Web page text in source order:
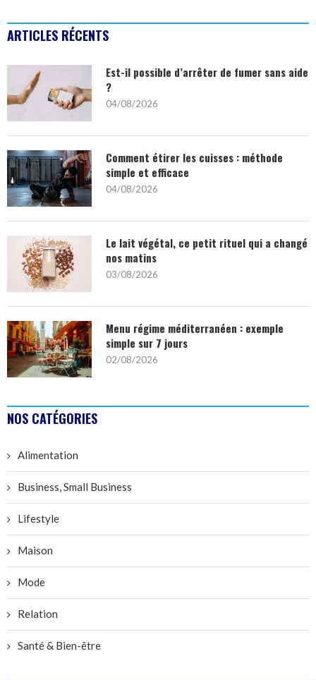
ARTICLES RÉCENTS
Est-il possible d’arrêter de fumer sans aide
?
04/08/2026
Comment étirer les cuisses : méthode
simple et efficace
04/08/2026
Le lait végétal, ce petit rituel qui a changé
nos matins
03/08/2026
Menu régime méditerranéen : exemple
simple sur 7 jours
02/08/2026
NOS CATÉGORIES
Alimentation
Business, Small Business
Lifestyle
Maison
Mode
Relation
Santé & Bien-être